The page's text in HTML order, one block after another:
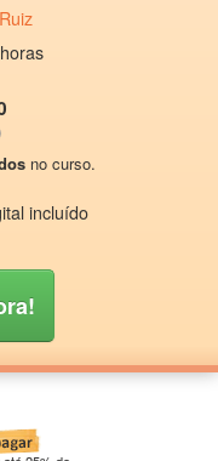
no curso.
incluído